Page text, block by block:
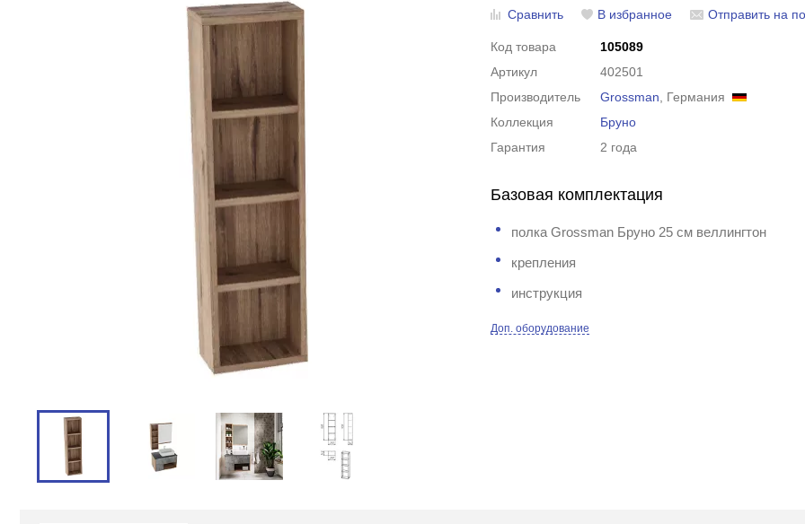
Сравнить В избранное Отправить на
Код товара
105089
Артикул
402501
Производитель
Grossman , Германия
Коллекция
Бруно
Гарантия
2 года
Базовая комплектация
полка Grossman Бруно 25 см веллингтон
крепления
инструкция
Доп. оборудование